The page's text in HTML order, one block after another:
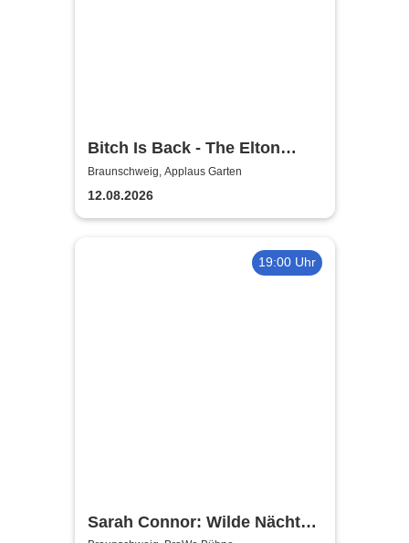
Bitch Is Back - The Elton
John Show
Braunschweig, Applaus Garten
12.08.2026
19:00 Uhr
Sarah Connor: Wilde Nächte -